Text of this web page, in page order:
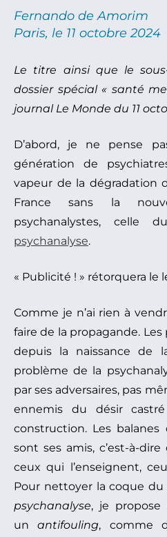
Fernando de Amorim
Paris, le 11 octobre 2024
Le titre ainsi que le
dossier spécial « santé
journal Le Monde du 11
D’abord, je ne pense
génération de
vapeur de la dégradation
France sans la
psychanalystes, celle
psychanalyse.
« Publicité ! » rétorquera le
Comme je n’ai rien à
faire de la propagande.
depuis la naissance de
problème de la
par ses adversaires, pas
ennemis du désir
construction. Les balanes
sont ses amis, c’est-à-
ceux qui l’enseignent,
Pour nettoyer la coque
psychanalyse, je propose
unantifouling, comme